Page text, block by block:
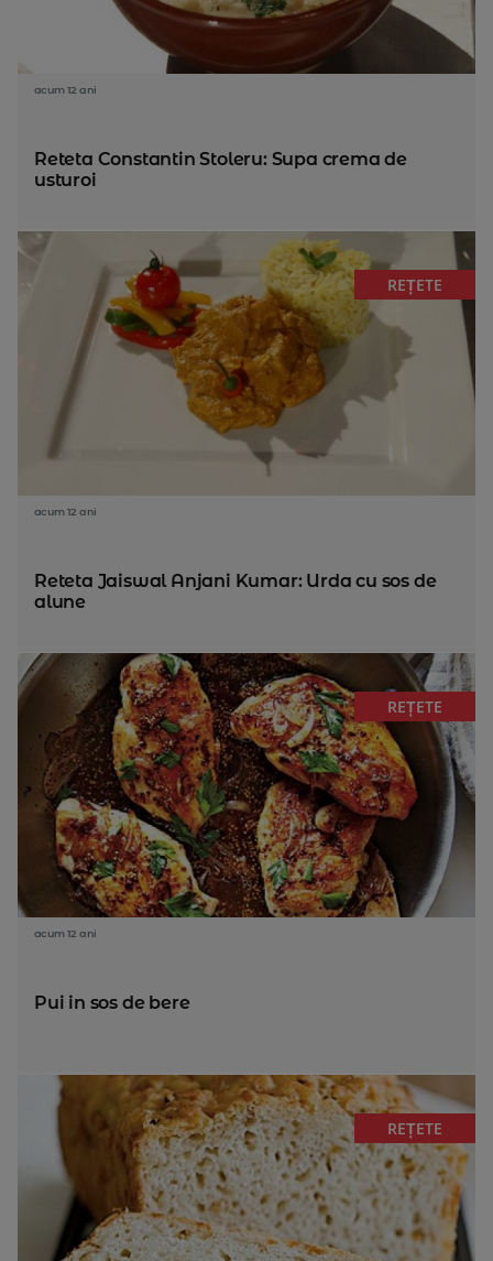
acum 12 ani
Reteta Constantin Stoleru: Supa crema de
usturoi
REȚETE
acum 12 ani
Reteta Jaiswal Anjani Kumar: Urda cu sos de
alune
REȚETE
acum 12 ani
Pui in sos de bere
REȚETE